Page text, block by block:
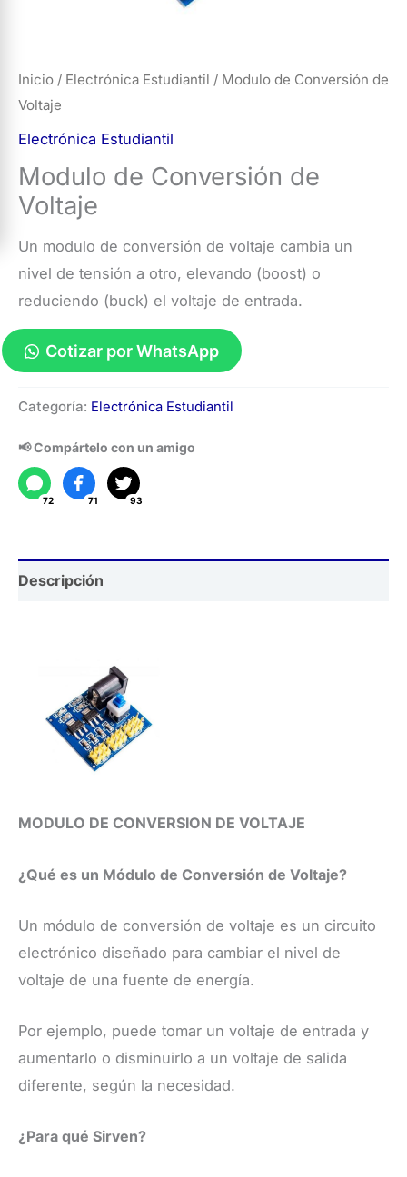
Inicio / Electrónica Estudiantil / Modulo de Conversión de
Voltaje
Electrónica Estudiantil
Modulo de Conversión de
Voltaje
Un modulo de conversión de voltaje cambia un
nivel de tensión a otro, elevando (boost) o
reduciendo (buck) el voltaje de entrada.
Cotizar por WhatsApp
de
Conversión
de
Voltaje
Categoría: Electrónica Estudiantil
📢 Compártelo con un amigo
72 71 93
Descripción
MODULO DE CONVERSION DE VOLTAJE
¿Qué es un Módulo de Conversión de Voltaje?
Un módulo de conversión de voltaje es un circuito
electrónico diseñado para cambiar el nivel de
voltaje de una fuente de energía.
Por ejemplo, puede tomar un voltaje de entrada y
aumentarlo o disminuirlo a un voltaje de salida
diferente, según la necesidad.
¿Para qué Sirven?